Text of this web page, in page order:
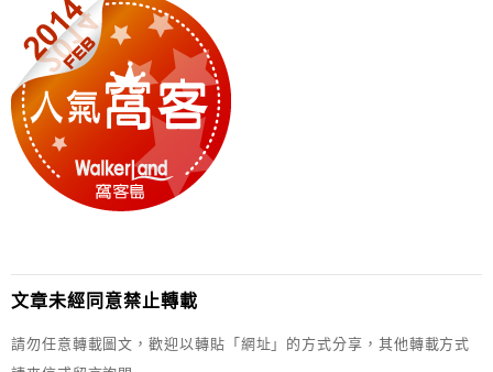
文章未經同意禁止轉載
請勿任意轉載圖文，歡迎以轉貼「網址」的方式分享，其他轉載方式